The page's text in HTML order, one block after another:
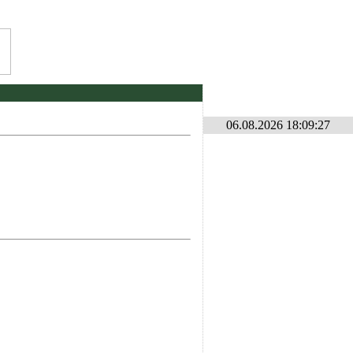
კონკურსი ლილე2026 . იხილეთ ფორუმზე კონკურსების განყოფილებაში
06.08.2026 18:09:27